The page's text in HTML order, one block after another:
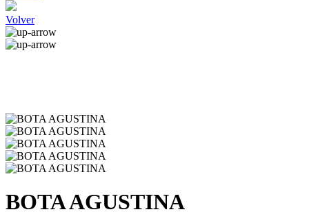
Volver
BOTA AGUSTINA